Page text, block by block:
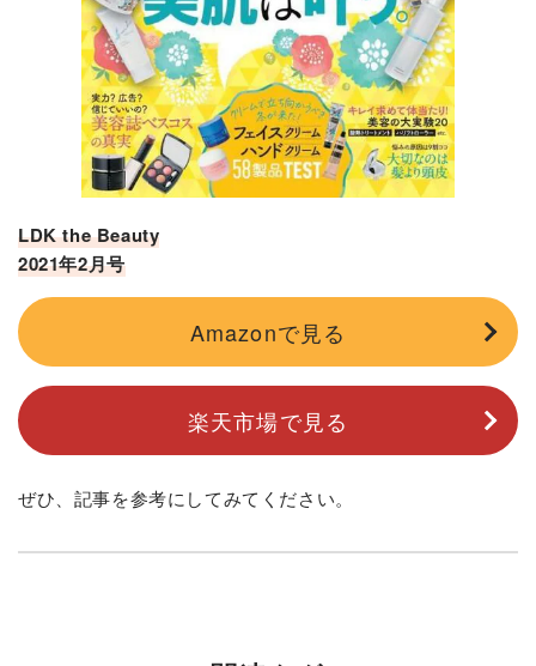
LDK the Beauty
2021年2月号
Amazonで見る
楽天市場で見る
ぜひ、記事を参考にしてみてください。